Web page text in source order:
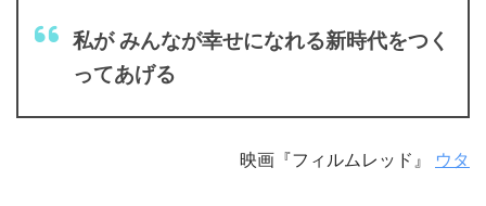
私が みんなが幸せになれる新時代をつく
ってあげる
映画『フィルムレッド』 ウタ